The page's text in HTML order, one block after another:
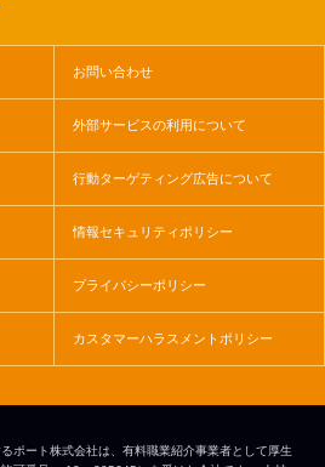
お問い合わせ
外部サービスの利用について
行動ターゲティング広告について
情報セキュリティポリシー
プライバシーポリシー
カスタマーハラスメントポリシー